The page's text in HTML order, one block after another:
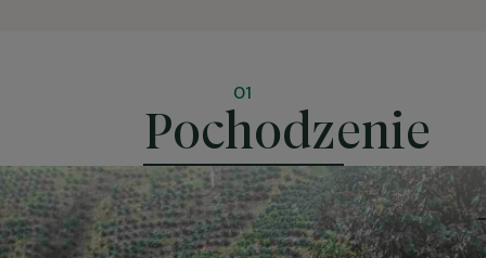
01
Pochodzenie
Aksamitne i słodkie nuty
DO TWOJEGO EKSPRESU NESPRESSO®